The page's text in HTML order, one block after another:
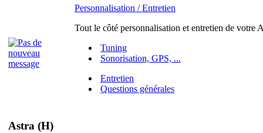
Personnalisation / Entretien
Tout le côté personnalisation et entretien de votre
Tuning
Sonorisation, GPS, ...
Entretien
Questions générales
Astra (H)